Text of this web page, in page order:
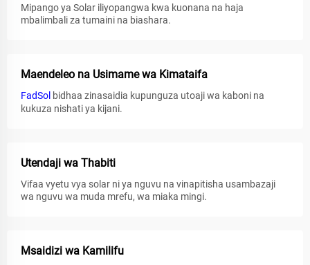
Mipango ya Solar iliyopangwa kwa kuonana na haja
mbalimbali za tumaini na biashara.
Maendeleo na Usimame wa Kimataifa
FadSol bidhaa zinasaidia kupunguza utoaji wa kaboni na
kukuza nishati ya kijani.
Utendaji wa Thabiti
Vifaa vyetu vya solar ni ya nguvu na vinapitisha usambazaji
wa nguvu wa muda mrefu, wa miaka mingi.
Msaidizi wa Kamilifu